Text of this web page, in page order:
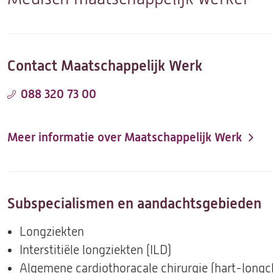
Contact Maatschappelijk Werk
088 320 73 00
Meer informatie over Maatschappelijk Werk
Subspecialismen en aandachtsgebieden
Longziekten
Interstitiële longziekten (ILD)
Algemene cardiothoracale chirurgie (hart-